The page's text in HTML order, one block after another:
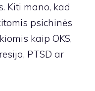
Kiti mano, kad
psichinės
kaip OKS,
PTSD ar